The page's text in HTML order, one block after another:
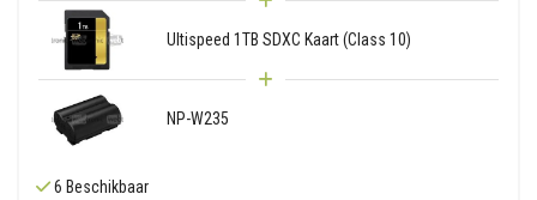
Ultispeed 1TB SDXC Kaart (Class 10)
NP-W235
6 Beschikbaar